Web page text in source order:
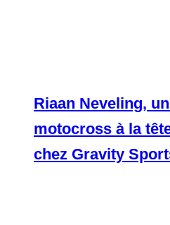
Riaan Neveling,
motocross à la
chez Gravity